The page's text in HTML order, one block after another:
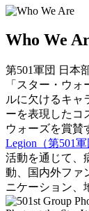
Who We
第501軍団 日本
「スター・ウ
ルに欠けるキャ
ーを表現したコ
ウォーズを賞賛
Legion（第501軍
活動を通じて、
動、国内外ファ
ニケーション、